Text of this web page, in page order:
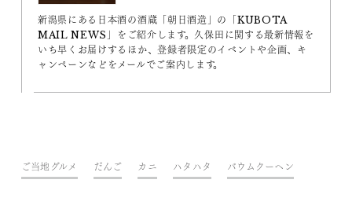
新潟県にある日本酒の酒蔵「朝日酒造」の「KUBOTA
MAIL NEWS」をご紹介します。久保田に関する最新情報を
いち早くお届けするほか、登録者限定のイベントや企画、キ
ャンペーンなどをメールでご案内します。
ご当地グルメ だんご カニ ハタハタ バウムクーヘン